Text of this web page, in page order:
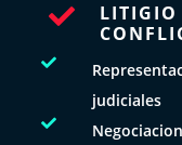

LITIGIO

judiciales
